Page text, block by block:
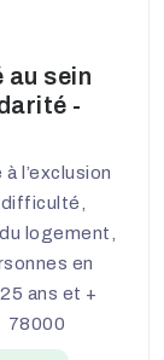
sein
-
l’exclusion
difficulté,
logement,
en
ans et +
78000